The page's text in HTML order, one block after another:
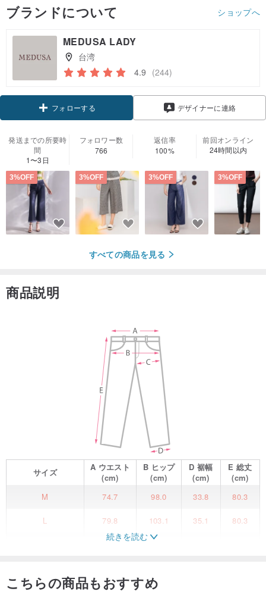
ブランドについて ショップへ
MEDUSA LADY
台湾
4.9 (244)
フォローする デザイナーに連絡
発送までの所要時
間
1〜3日
フォロワー数
766
返信率
100%
前回オンライン
24時間以内
3%OFF 3%OFF 3%OFF 3%OFF
すべての商品を見る
商品説明
サイズ A ウエスト
(cm)
B ヒップ
(cm)
D裾幅
(cm)
E総丈
(cm)
M
74.7 98.0 33.8 80.3
L 79.8 103.1 35.1 80.3
84.8
✔より快適な着用のための弾性ウエストバンド
続きを読む
こちらの商品もおすすめ